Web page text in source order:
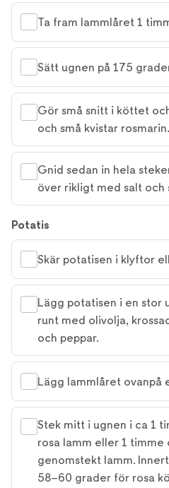
Ta fram lamm­låret 1
Sätt ugnen på 175
Gör små snitt i köttet
och små kvistar rosmarin.
Gnid sedan in hela
över rikligt med salt och
Potatis
Skär potatisen i klyftor
Lägg potatisen i en stor
runt med olivolja,
och peppar.
Lägg lamm­låret ovanpå
Stek mitt i ugnen i ca 1
rosa lamm eller 1
genomstekt lamm.
58–60 grader för rosa